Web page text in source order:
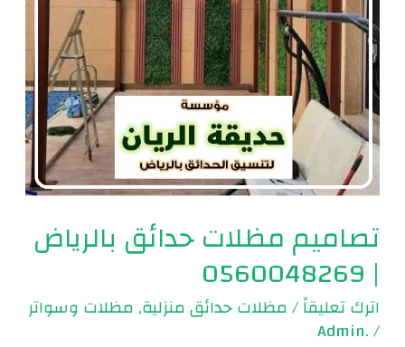
تصاميم مظلات حدائق بالرياض
| 0560048269
اترك تعليقاً/مظلات حدائق منزلية, مظلات وسواتر
/
.Admin